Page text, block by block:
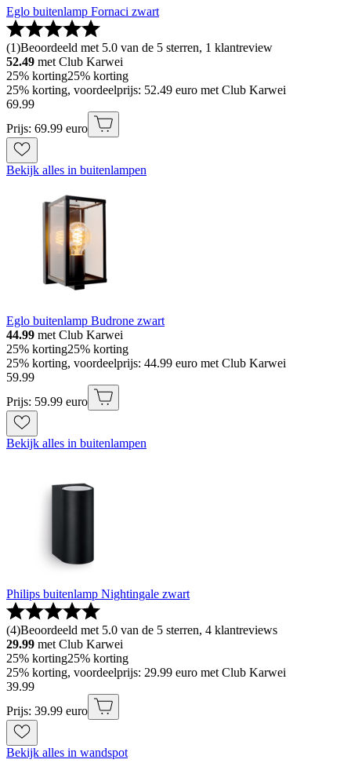
Eglo buitenlamp Fornaci zwart
(1)Beoordeeld met 5.0 van de 5 sterren, 1 klantreview
52.49 met Club Karwei
25% korting25% korting
25% korting, voordeelprijs: 52.49 euro met Club Karwei
69.99
Prijs: 69.99 euro
Bekijk alles in buitenlampen
Eglo buitenlamp Budrone zwart
44.99 met Club Karwei
25% korting25% korting
25% korting, voordeelprijs: 44.99 euro met Club Karwei
59.99
Prijs: 59.99 euro
Bekijk alles in buitenlampen
Philips buitenlamp Nightingale zwart
(4)Beoordeeld met 5.0 van de 5 sterren, 4 klantreviews
29.99 met Club Karwei
25% korting25% korting
25% korting, voordeelprijs: 29.99 euro met Club Karwei
39.99
Prijs: 39.99 euro
Bekijk alles in wandspot